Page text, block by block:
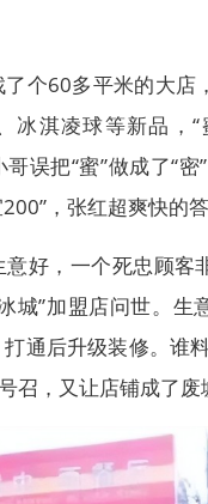
个60多平米的大店
冰淇凌球等新品，“
误把“蜜”做成了“密
，张红超爽快的答
好，一个死忠顾客
城”加盟店问世。生
通后升级装修。谁
召，又让店铺成了废